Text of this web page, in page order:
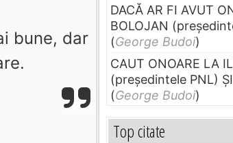
bune, dar
DACĂ AR FI AVUT
BOLOJAN
(George Budoi)
CAUT ONOARE LA
(preşedintele PNL)
(George Budoi)
Top citate